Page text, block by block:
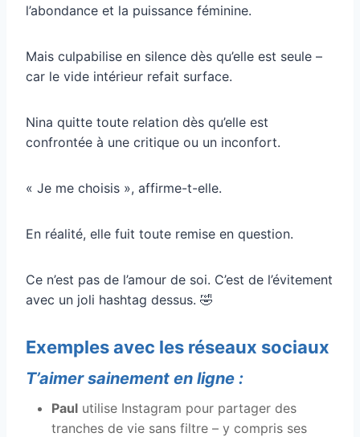
l’abondance et la puissance féminine.
Mais culpabilise en silence dès qu’elle est seule –
car le vide intérieur refait surface.
Nina quitte toute relation dès qu’elle est
confrontée à une critique ou un inconfort.
« Je me choisis », affirme-t-elle.
En réalité, elle fuit toute remise en question.
Ce n’est pas de l’amour de soi. C’est de l’évitement
avec un joli hashtag dessus. 🤣
Exemples avec les réseaux sociaux
T’aimer sainement en ligne :
Paul utilise Instagram pour partager des
tranches de vie sans filtre – y compris ses